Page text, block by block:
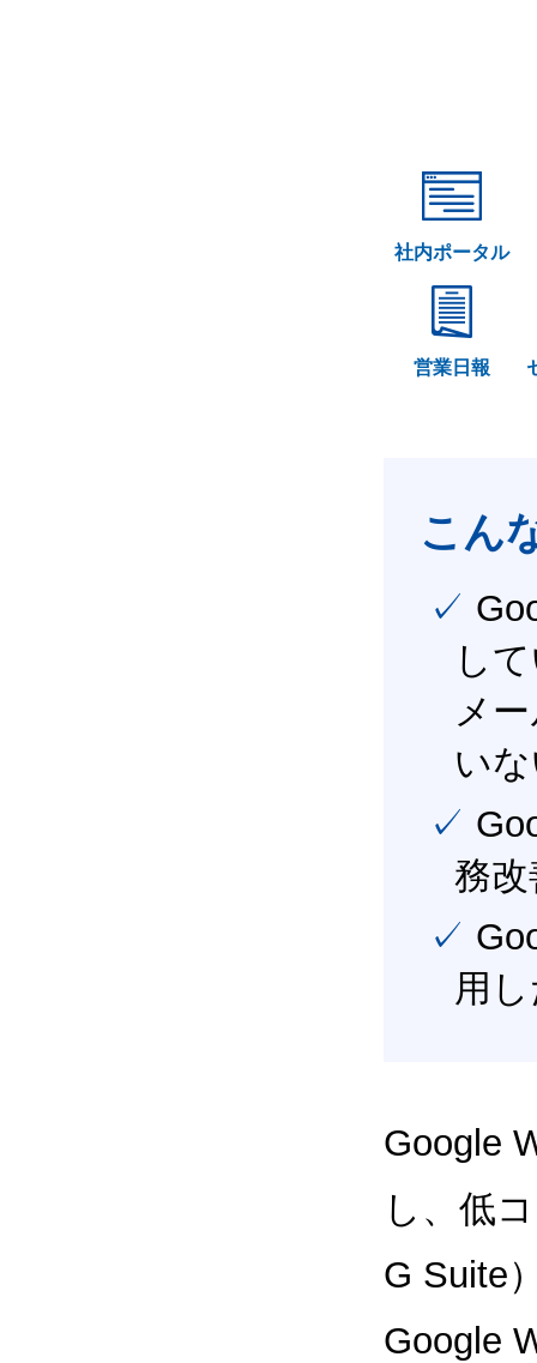
社内ポータル
営業日報
こん
✓ Google Workspace（旧G Suite） を社内で導入
し
メ
い
✓ Google Workspace（旧G Suite） を活用し、業
務
✓ Google Workspace（旧G Suite） を最大限に活
用
Google
し、低
G Suite
Google